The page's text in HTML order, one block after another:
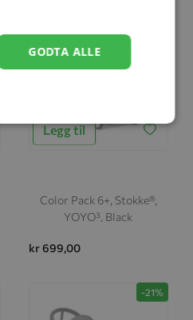
Legg til
Color Pack 6+, Stokke®,
YOYO³, Black
kr 699,00
-21%
GODTA ALLE